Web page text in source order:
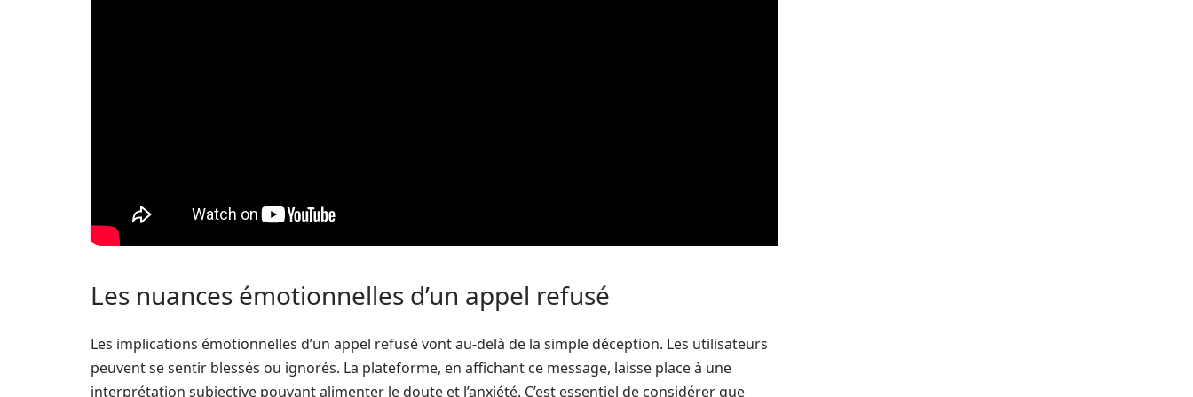
Les nuances émotionnelles d’un appel refusé
Les implications émotionnelles d’un appel refusé vont au-delà de la simple déception. Les utilisateurs
peuvent se sentir blessés ou ignorés. La plateforme, en affichant ce message, laisse place à une
interprétation subjective pouvant alimenter le doute et l’anxiété. C’est essentiel de considérer que